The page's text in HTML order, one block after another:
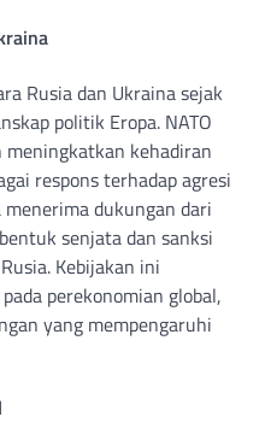
Rusia dan Ukraina sejak
politik Eropa. NATO
meningkatkan kehadiran
respons terhadap agresi
dukungan dari
senjata dan sanksi
Kebijakan ini
perekonomian global,
yang mempengaruhi